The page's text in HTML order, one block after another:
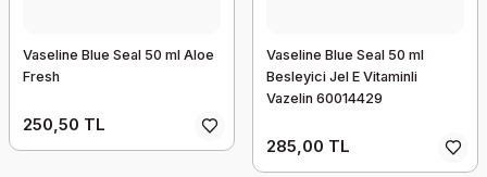
Vaseline Blue Seal 50 ml Aloe
Fresh
250,50 TL
Vaseline Blue Seal 50 ml
Besleyici Jel E Vitaminli
Vazelin 60014429
285,00 TL